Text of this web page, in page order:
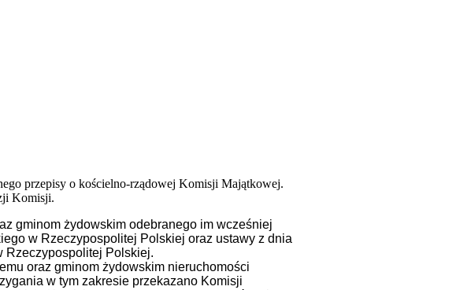
przepisy o kościelno-rządowej Komisji Majątkowej.
Komisji.
gminom żydowskim odebranego im wcześniej
w Rzeczypospolitej Polskiej oraz ustawy z dnia
Rzeczypospolitej Polskiej.
oraz gminom żydowskim nieruchomości
w tym zakresie przekazano Komisji